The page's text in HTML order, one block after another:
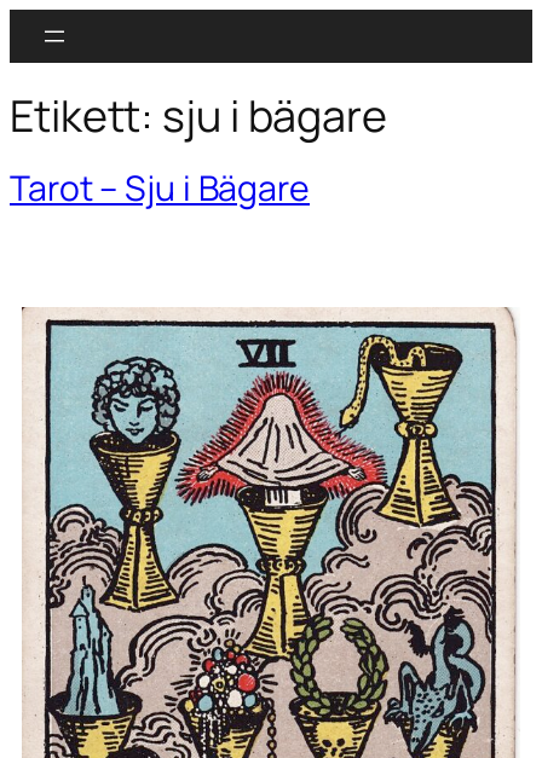
Etikett: sju i bägare
Tarot – Sju i Bägare